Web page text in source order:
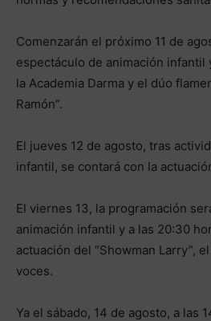
Comenzarán el próximo 11 de
espectáculo de animación infantil
la Academia Darma y el dúo
Ramón”.
El jueves 12 de agosto, tras
infantil, se contará con la
El viernes 13, la programación
animación infantil y a las 20:30
actuación del “Showman Larry”,
voces.
Ya el sábado, 14 de agosto, a las